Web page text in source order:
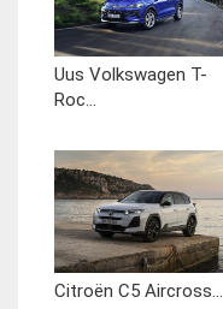
Uus Volkswagen T-
Roc...
Citroën C5 Aircross...